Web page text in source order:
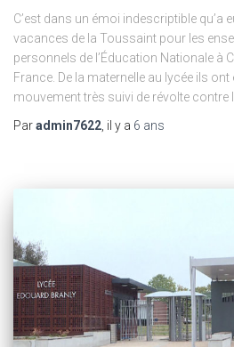
C’est dans un émoi indescriptible qu’a
vacances de la Toussaint pour les
personnels de l’Éducation Nationale à
France. De la maternelle au lycée ils
mouvement très suivi de révolte contre
Paradmin7622 , il y a 6 ans